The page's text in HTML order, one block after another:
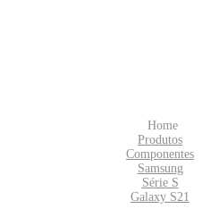
Home
Produtos
Componentes
Samsung
Série S
Galaxy S21